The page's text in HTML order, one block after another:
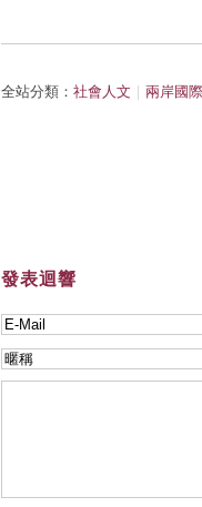
全站分類： 社會人文 兩岸國際
發表迴響